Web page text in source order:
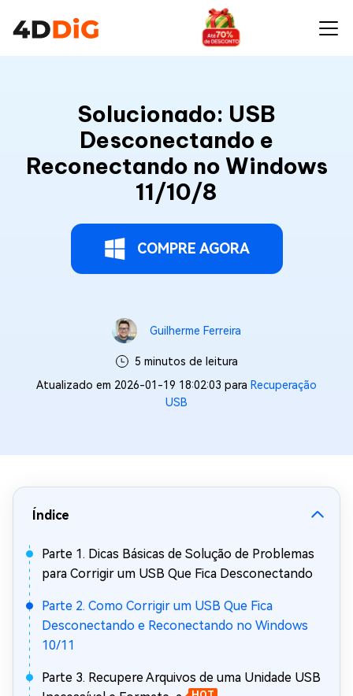
Solucionado: USB
Desconectando e
Reconectando no Windows
11/10/8
COMPRE AGORA
Guilherme Ferreira
5 minutos de leitura
Atualizado em 2026-01-19 18:02:03 para Recuperação
USB
Índice
Parte 1. Dicas Básicas de Solução de Problemas
para Corrigir um USB Que Fica Desconectando
Parte 2. Como Corrigir um USB Que Fica
Desconectando e Reconectando no Windows
10/11
Parte 3. Recupere Arquivos de uma Unidade USB